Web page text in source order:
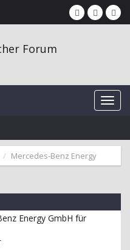
Mercedes-Benz Energy
Energy GmbH für